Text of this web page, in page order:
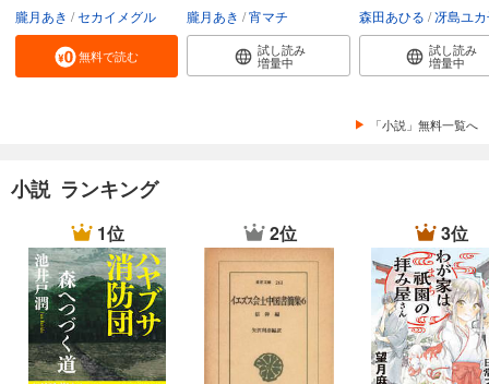
朧月あき セカイメグル
無料で読む
朧月あき 宵マチ
試し読み
増量中
森田あひる 冴島ユ
試し読み
増量中
「小説」無料一覧へ
小説 ランキング
1位 2位 3位